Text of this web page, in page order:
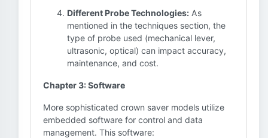
Different Probe Technologies: As
mentioned in the techniques section, the
type of probe used (mechanical lever,
ultrasonic, optical) can impact accuracy,
maintenance, and cost.
Chapter 3: Software
More sophisticated crown saver models utilize
embedded software for control and data
management. This software: